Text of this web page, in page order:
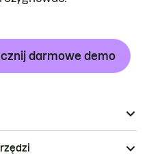
darmowe demo